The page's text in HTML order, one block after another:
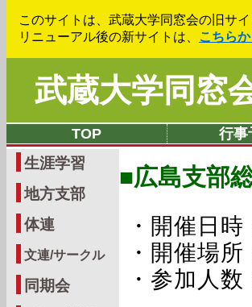
このサイトは、武蔵大学同窓会の旧サイ
リニューアル後の新サイトは、
こちら
武蔵大学同窓
TOP 行事
生涯学習
地方支部
体連
文連/サークル
同期会
■広島支部
・開催日
・開催場
・参加人